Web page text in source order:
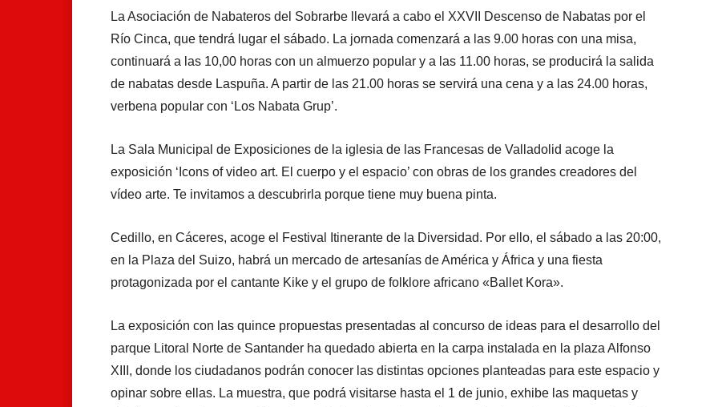
La Asociación de Nabateros del Sobrarbe llevará a cabo el XXVII Descenso de Nabatas por el
Río Cinca, que tendrá lugar el sábado. La jornada comenzará a las 9.00 horas con una misa,
continuará a las 10,00 horas con un almuerzo popular y a las 11.00 horas, se producirá la salida
de nabatas desde Laspuña. A partir de las 21.00 horas se servirá una cena y a las 24.00 horas,
verbena popular con ‘Los Nabata Grup’.
La Sala Municipal de Exposiciones de la iglesia de las Francesas de Valladolid acoge la
exposición ‘Icons of video art. El cuerpo y el espacio’ con obras de los grandes creadores del
vídeo arte. Te invitamos a descubrirla porque tiene muy buena pinta.
Cedillo, en Cáceres, acoge el Festival Itinerante de la Diversidad. Por ello, el sábado a las 20:00,
en la Plaza del Suizo, habrá un mercado de artesanías de América y África y una fiesta
protagonizada por el cantante Kike y el grupo de folklore africano «Ballet Kora».
La exposición con las quince propuestas presentadas al concurso de ideas para el desarrollo del
parque Litoral Norte de Santander ha quedado abierta en la carpa instalada en la plaza Alfonso
XIII, donde los ciudadanos podrán conocer las distintas opciones planteadas para este espacio y
opinar sobre ellas. La muestra, que podrá visitarse hasta el 1 de junio, exhibe las maquetas y